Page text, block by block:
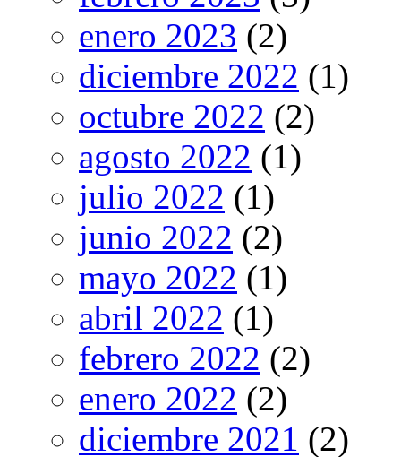
enero 2023 (2)
diciembre 2022 (1)
octubre 2022 (2)
agosto 2022 (1)
julio 2022 (1)
junio 2022 (2)
mayo 2022 (1)
abril 2022 (1)
febrero 2022 (2)
enero 2022 (2)
diciembre 2021 (2)